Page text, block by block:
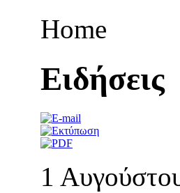
Home
Eιδήσεις
1